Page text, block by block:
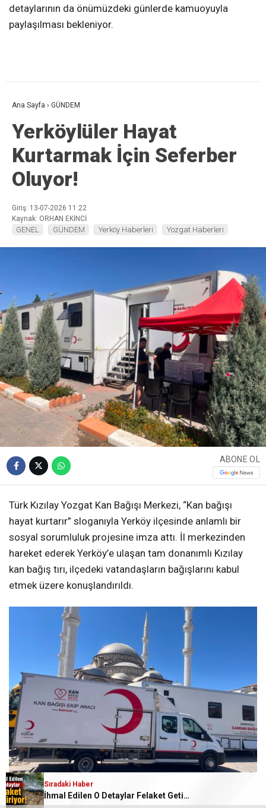
detaylarının da önümüzdeki günlerde kamuoyuyla
paylaşılması bekleniyor.
Ana Sayfa › GÜNDEM
Yerköylüler Hayat
Kurtarmak İçin Seferber
Oluyor!
Giriş: 13-07-2026 11:22
Kaynak: ORHAN EKİNCİ
GENEL GÜNDEM Yerköy Haberleri Yozgat Haberleri
ABONE OL
Türk Kızılay Yozgat Kan Bağışı Merkezi, “Kan bağışı
hayat kurtarır” sloganıyla Yerköy ilçesinde anlamlı bir
sosyal sorumluluk projesine imza attı. İl merkezinden
hareket ederek Yerköy’e ulaşan tam donanımlı Kızılay
kan bağış tırı, ilçedeki vatandaşların bağışlarını kabul
etmek üzere konuşlandırıldı.
Sıradaki Haber
İhmal Edilen O Detaylar Felaket Getiriyor!